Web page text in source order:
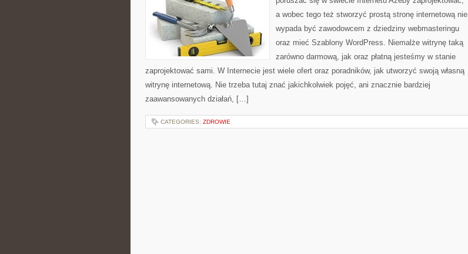
PRACY
a wobec tego też stworzyć prostą stronę internetową nie
wypada być zawodowcem z dziedziny webmasteringu
oraz mieć Szablony WordPress. Niemalże witrynę taką
zarówno darmową, jak oraz płatną jesteśmy w stanie
zaprojektować sami. W Internecie jest wiele ofert oraz poradników, jak utworzyć swoją własną
witrynę internetową. Nie trzeba tutaj znać jakichkolwiek pojęć, ani znacznie bardziej
zaawansowanych działań, […]
CATEGORIES: ZDROWIE